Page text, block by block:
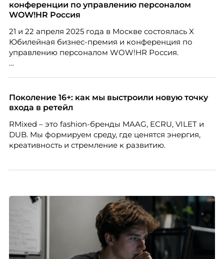
рассказывает, как выстроить адаптацию
распределенной команды без лишнего контроля и
конференции по управлению персоналом
WOW!HR Россия
21 и 22 апреля 2025 года в Москве состоялась X
Юбилейная бизнес-премия и конференция по
управлению персоналом WOW!HR Россия.
номинантов и гостей мероприятия.
Поколение 16+: как мы выстроили новую точку
входа в ретейл
RMixed – это fashion-бренды MAAG, ECRU, VILET и
DUB. Мы формируем среду, где ценятся энергия,
креативность и стремление к развитию.